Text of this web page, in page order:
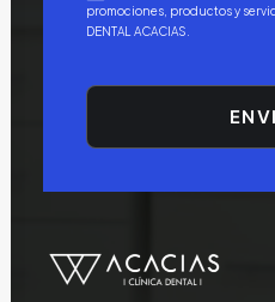
promociones, productos y
DENTAL ACACIAS.